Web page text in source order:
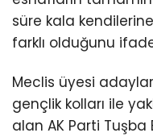
süre kala
farklı olduğunu
Meclis üyesi
gençlik kolları ile
alan AK Parti Tuşba